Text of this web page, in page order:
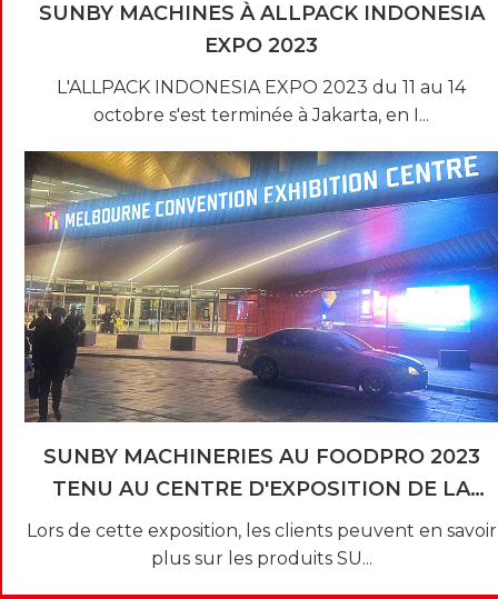
SUNBY MACHINES À ALLPACK INDONESIA
EXPO 2023
L'ALLPACK INDONESIA EXPO 2023 du 11 au 14
octobre s'est terminée à Jakarta, en I...
SUNBY MACHINERIES AU FOODPRO 2023
TENU AU CENTRE D'EXPOSITION DE LA
CONVENTION DE MELBOURNE DU 23 AU 26
JUILLET
Lors de cette exposition, les clients peuvent en savoir
plus sur les produits SU...